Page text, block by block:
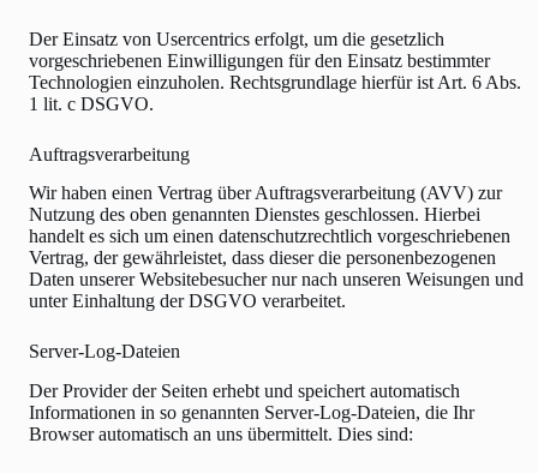
Der Einsatz von Usercentrics erfolgt, um die gesetzlich
vorgeschriebenen Einwilligungen für den Einsatz bestimmter
Technologien einzuholen. Rechtsgrundlage hierfür ist Art. 6 Abs.
1 lit. c DSGVO.
Auftragsverarbeitung
Wir haben einen Vertrag über Auftragsverarbeitung (AVV) zur
Nutzung des oben genannten Dienstes geschlossen. Hierbei
handelt es sich um einen datenschutzrechtlich vorgeschriebenen
Vertrag, der gewährleistet, dass dieser die personenbezogenen
Daten unserer Websitebesucher nur nach unseren Weisungen und
unter Einhaltung der DSGVO verarbeitet.
Server-Log-Dateien
Der Provider der Seiten erhebt und speichert automatisch
Informationen in so genannten Server-Log-Dateien, die Ihr
Browser automatisch an uns übermittelt. Dies sind: